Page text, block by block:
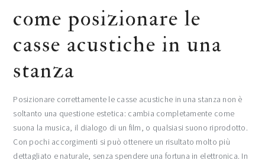
come posizionare le
casse acustiche in una
stanza​
Posizionare correttamente le casse acustiche in una stanza non è
soltanto una questione estetica: cambia completamente come
suona la musica, il dialogo di un film, o qualsiasi suono riprodotto.
Con pochi accorgimenti si può ottenere un risultato molto più
dettagliato e naturale, senza spendere una fortuna in elettronica. In